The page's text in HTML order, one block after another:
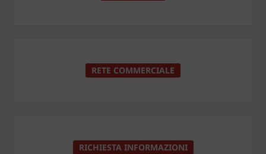
RETE COMMERCIALE
RICHIESTA INFORMAZIONI